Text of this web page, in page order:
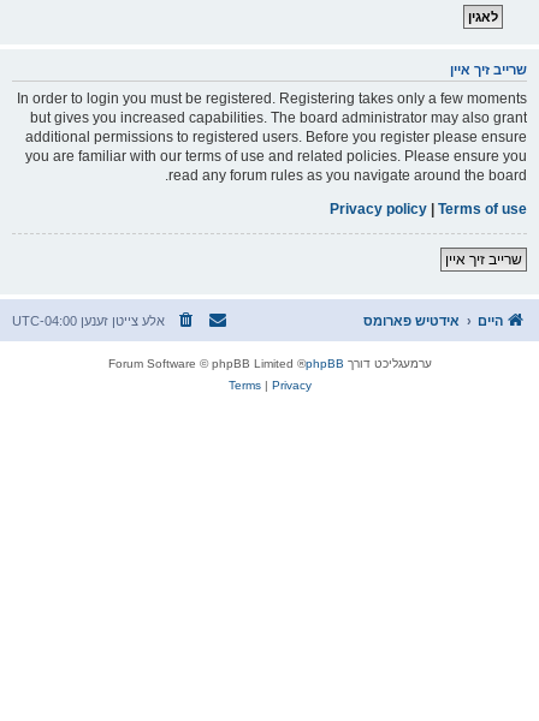
שרייב זיך איין
In order to login you must be registered. Registering takes only a few moments
but gives you increased capabilities. The board administrator may also grant
additional permissions to registered users. Before you register please ensure
you are familiar with our terms of use and related policies. Please ensure you
read any forum rules as you navigate around the board.
Terms of use
|
Privacy policy
שרייב זיך איין
היים אידטיש פארומס אלע צייטן זענען UTC-04:00
ערמעגליכט דורך phpBB
® Forum Software © phpBB Limited
Privacy
|
Terms